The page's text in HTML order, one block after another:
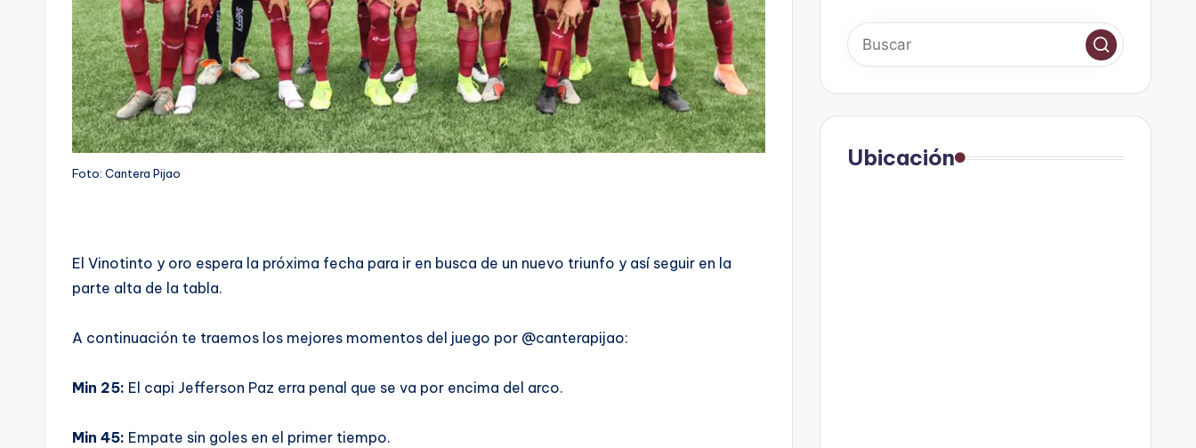
Foto: Cantera Pijao
El Vinotinto y oro espera la próxima fecha para ir en busca de un nuevo triunfo y así seguir en la
parte alta de la tabla.
A continuación te traemos los mejores momentos del juego por @canterapijao:
Min 25: El capi Jefferson Paz erra penal que se va por encima del arco.
Min 45: Empate sin goles en el primer tiempo.
Ubicación